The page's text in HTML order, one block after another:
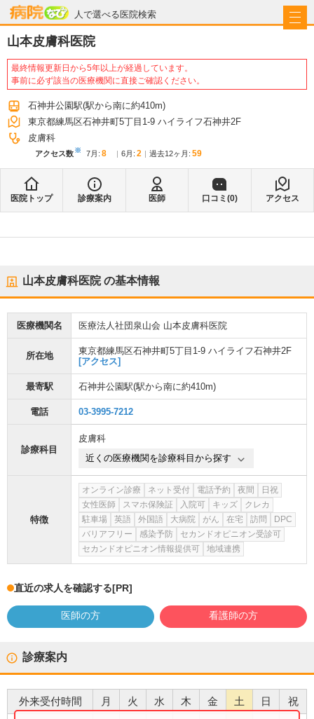
人で選べる医院検索
病院なび
山本皮膚科医院
最終情報更新日から5年以上が経過しています。
事前に必ず該当の医療機関に直接ご確認ください。
石神井公園駅(駅から南に約410m)
東京都練馬区石神井町5丁目1-9 ハイライフ石神井2F
皮膚科
アクセス数※ 7月 : 8 6月 : 2 過去12ヶ月: 59
医院トップ 診療案内 医師 口コミ(0) アクセス
山本皮膚科医院の基本情報
医療機関名 医療法人社団泉山会 山本皮膚科医院
所在地
東京都練馬区石神井町5丁目1-9 ハイライフ石神井2F
[アクセス]
最寄駅 石神井公園駅(駅から南に約410m)
電話 03-3995-7212
診療科目
皮膚科
近くの医療機関を診療科目から探す
特徴
オンライン診療 ネット受付 電話予約 夜間
日祝
女性医師
スマホ保険証 入院可 キッズ
クレカ
駐車場
英語 外国語 大病院 がん 在宅 訪問
DPC
バリアフリー
感染予防
セカンドオピニオン受診可
セカンドオピニオン情報提供可
地域連携
直近の求人を確認する[PR]
医師の方 看護師の方
診療案内
外来受付時間 月 火 水 木 金 土 日 祝